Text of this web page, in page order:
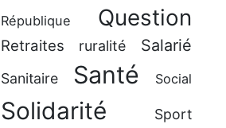
République
Question
Retraites ruralité Salarié
Sanitaire Santé Social
Solidarité Sport